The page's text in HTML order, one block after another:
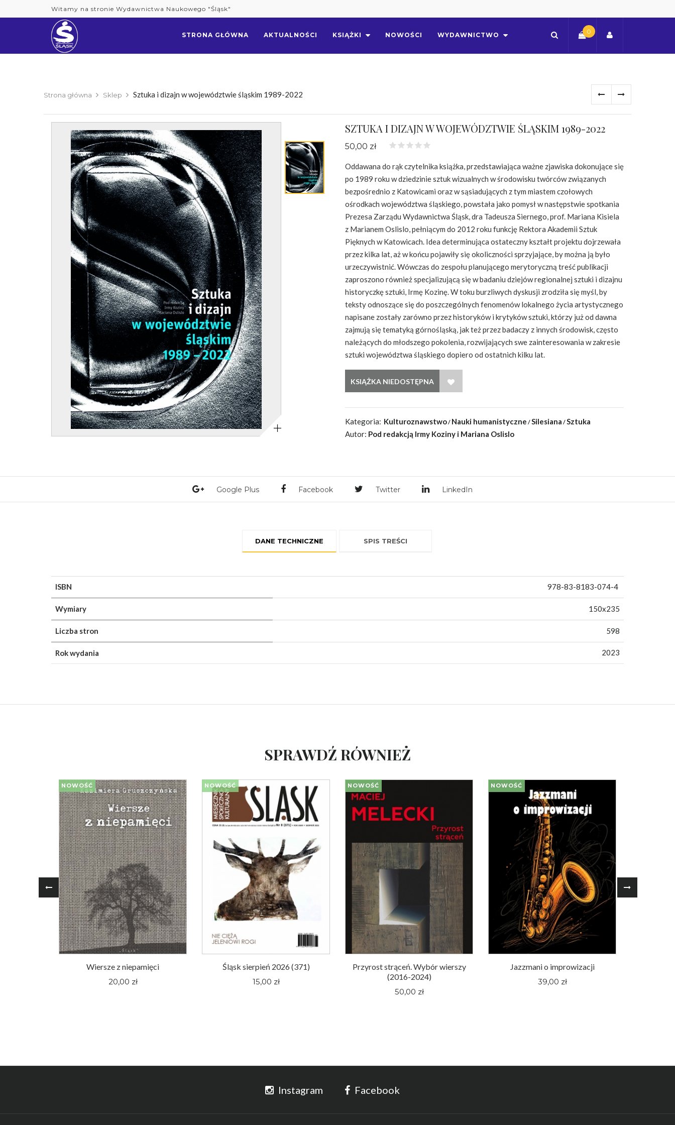
to
Witamy na stronie Wydawnictwa Naukowego "Śląsk"
0
STRONA GŁÓWNA AKTUALNOŚCI KSIĄŻKI NOWOŚCI WYDAWNICTWO
Strona główna Sklep Sztuka i dizajn w województwie śląskim 1989-2022
Powiększ
SZTUKA I DIZAJN W WOJEWÓDZTWIE ŚLĄSKIM 1989-2022
50,00 zł
Oddawana do rąk czytelnika książka, przedstawiająca ważne zjawiska dokonujące się
po 1989 roku w dziedzinie sztuk wizualnych w środowisku twórców związanych
bezpośrednio z Katowicami oraz w sąsiadujących z tym miastem czołowych
ośrodkach województwa śląskiego, powstała jako pomysł w następstwie spotkania
Prezesa Zarządu Wydawnictwa Śląsk, dra Tadeusza Siernego, prof. Mariana Kisiela
z Marianem Oslislo, pełniącym do 2012 roku funkcję Rektora Akademii Sztuk
Pięknych w Katowicach. Idea determinująca ostateczny kształt projektu dojrzewała
przez kilka lat, aż w końcu pojawiły się okoliczności sprzyjające, by można ją było
urzeczywistnić. Wówczas do zespołu planującego merytoryczną treść publikacji
zaproszono również specjalizującą się w badaniu dziejów regionalnej sztuki i dizajnu
historyczkę sztuki, Irmę Kozinę. W toku burzliwych dyskusji zrodziła się myśl, by
teksty odnoszące się do poszczególnych fenomenów lokalnego życia artystycznego
napisane zostały zarówno przez historyków i krytyków sztuki, którzy już od dawna
zajmują się tematyką górnośląską, jak też przez badaczy z innych środowisk, często
należących do młodszego pokolenia, rozwijających swe zainteresowania w zakresie
sztuki województwa śląskiego dopiero od ostatnich kilku lat.
WISH LIST
Kategoria: Kulturoznawstwo Nauki humanistyczne Silesiana Sztuka
Autor: Pod redakcją Irmy Koziny i Mariana Oslislo
Google Plus Facebook Twitter LinkedIn
DANE TECHNICZNE SPIS TREŚCI
ISBN 978-83-8183-074-4
Wymiary 150x235
Liczba stron 598
Rok wydania 2023
SPRAWDŹ RÓWNIEŻ
NOWOŚĆ
Wiersze z niepamięci
20,00 zł
NOWOŚĆ
Śląsk sierpień 2026 (371)
15,00 zł
NOWOŚĆ
Przyrost strąceń. Wybór wierszy
(2016-2024)
50,00 zł
NOWOŚĆ
Jazzmani o improwizacji
39,00 zł
Instagram Facebook